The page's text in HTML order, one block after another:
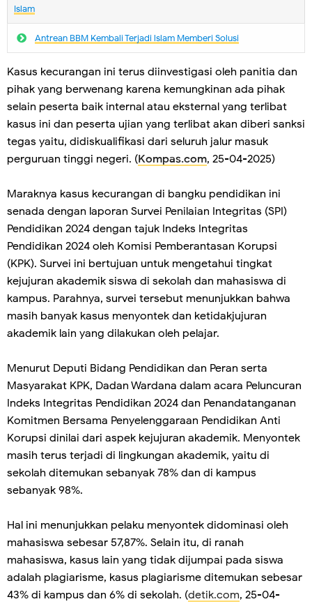
Islam
Antrean BBM Kembali Terjadi lslam Memberi Solusi
Kasus kecurangan ini terus diinvestigasi oleh panitia dan
pihak yang berwenang karena kemungkinan ada pihak
selain peserta baik internal atau eksternal yang terlibat
kasus ini dan peserta ujian yang terlibat akan diberi sanksi
tegas yaitu, didiskualifikasi dari seluruh jalur masuk
perguruan tinggi negeri. (Kompas.com, 25-04-2025)
Maraknya kasus kecurangan di bangku pendidikan ini
senada dengan laporan Survei Penilaian Integritas (SPI)
Pendidikan 2024 dengan tajuk Indeks Integritas
Pendidikan 2024 oleh Komisi Pemberantasan Korupsi
(KPK). Survei ini bertujuan untuk mengetahui tingkat
kejujuran akademik siswa di sekolah dan mahasiswa di
kampus. Parahnya, survei tersebut menunjukkan bahwa
masih banyak kasus menyontek dan ketidakjujuran
akademik lain yang dilakukan oleh pelajar.
Menurut Deputi Bidang Pendidikan dan Peran serta
Masyarakat KPK, Dadan Wardana dalam acara Peluncuran
Indeks Integritas Pendidikan 2024 dan Penandatanganan
Komitmen Bersama Penyelenggaraan Pendidikan Anti
Korupsi dinilai dari aspek kejujuran akademik. Menyontek
masih terus terjadi di lingkungan akademik, yaitu di
sekolah ditemukan sebanyak 78% dan di kampus
sebanyak 98%.
Hal ini menunjukkan pelaku menyontek didominasi oleh
mahasiswa sebesar 57,87%. Selain itu, di ranah
mahasiswa, kasus lain yang tidak dijumpai pada siswa
adalah plagiarisme, kasus plagiarisme ditemukan sebesar
43% di kampus dan 6% di sekolah. (detik.com, 25-04-